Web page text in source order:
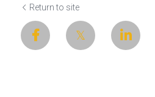
Return to site